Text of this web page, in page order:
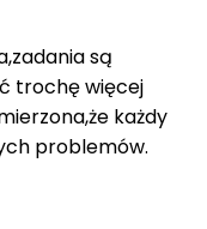
są
trochę więcej
każdy
problemów.